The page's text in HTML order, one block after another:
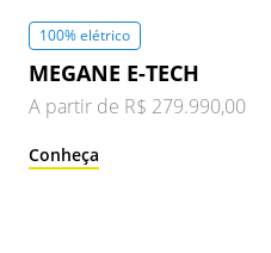
100% elétrico
MEGANE E-TECH
A partir de R$ 279.990,00
Conheça